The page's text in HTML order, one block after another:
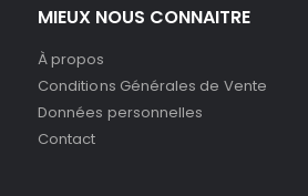
MIEUX NOUS CONNAITRE
À propos
Conditions Générales de Vente
Données personnelles
Contact